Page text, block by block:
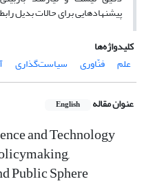
پیشنهادهایی برای حالات بدیل
کلیدواژه‌ها
علم
فنّاوری سیاست‌گذاری
عنوان مقاله English
and Technology
Public Sphere